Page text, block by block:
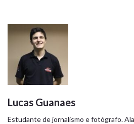
Lucas Guanaes
Estudante de jornalismo e fotógrafo.